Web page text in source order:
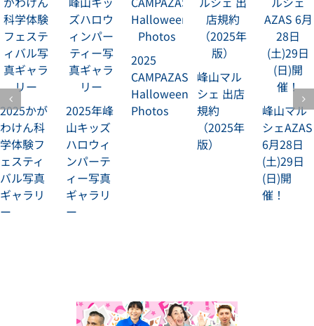
2025かが
わけん科
学体験フ
ェスティ
バル写真
ギャラリ
ー
2025年峰
山キッズ
ハロウィ
ンパーテ
ィー写真
ギャラリ
ー
2025
CAMPAZAS
Halloween
Photos
峰山マル
シェ 出店
規約
（2025年
版）
峰山マル
シェAZAS
6月28日
(土)29日
(日)開
催！